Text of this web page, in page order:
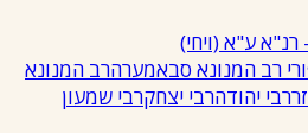
רנ"א ע"א(ויחי)
רב המנונא סבאמערהרב המנונא
רבי יהודהרבי יצחקרבי שמעון